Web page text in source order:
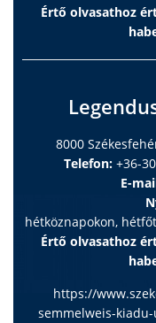
Értő olvasathoz
8000
Telefon: +36-
E-
hétköznapokon,
Értő olvasathoz
https://
semmelweis-